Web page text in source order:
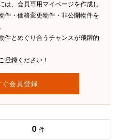
は、会員専用マイページを作成し
件・価格変更物件・非公開物件を
件とめぐり合うチャンスが飛躍的
登録ください！
ぐ会員登録
0 件